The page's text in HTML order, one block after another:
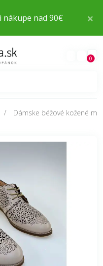
×
nákupe nad 90€
0
Dámske béžové kožené